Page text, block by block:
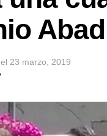
el 23 marzo, 2019